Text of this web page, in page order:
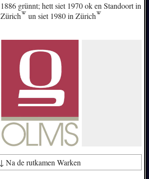
1886 grünnt; hett siet 1970 ok en Standoort in
Zürich
un siet 1980 inZürich
↓ Na de rutkamen Warken